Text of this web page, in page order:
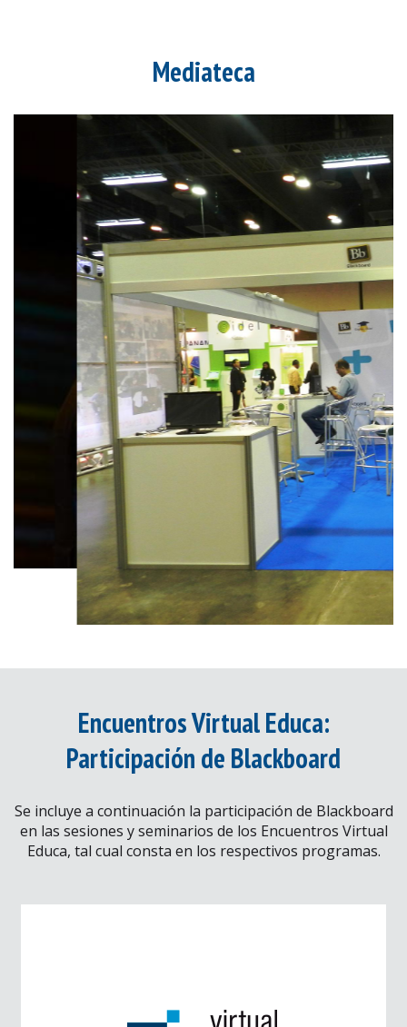
Mediateca
Encuentros Virtual Educa:
Participación de Blackboard
Se incluye a continuación la participación de Blackboard
en las sesiones y seminarios de los Encuentros Virtual
Educa, tal cual consta en los respectivos programas.